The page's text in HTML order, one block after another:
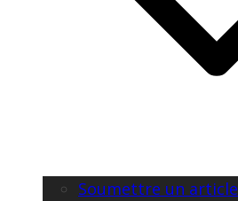
Soumettre un article